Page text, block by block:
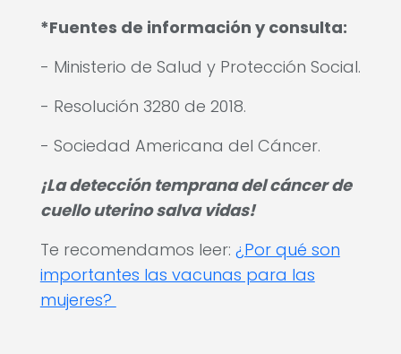
*Fuentes de información y consulta:
- Ministerio de Salud y Protección Social.
- Resolución 3280 de 2018.
- Sociedad Americana del Cáncer.
¡La detección temprana del cáncer de
cuello uterino salva vidas!
Te recomendamos leer: ¿Por qué son
importantes las vacunas para las
mujeres?